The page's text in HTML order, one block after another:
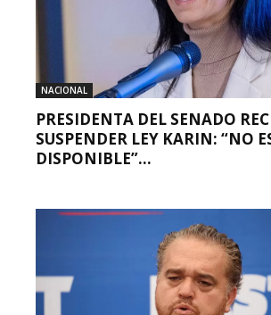
NACIONAL
PRESIDENTA DEL SENADO
SUSPENDER LEY KARIN: “NO
DISPONIBLE”...